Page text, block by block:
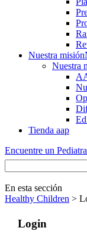
Nuestra misión
Nuestra
Tienda aap
Encuentre un Pediatra
En esta sección
Healthy Children >
Login